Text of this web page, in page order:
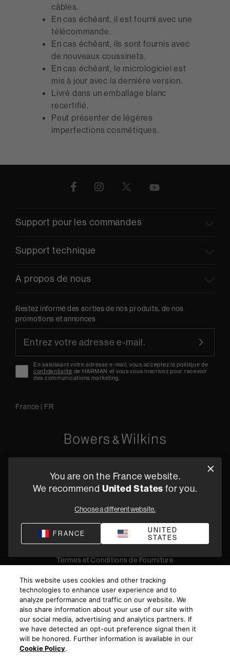
câbles.
En cas échéant, il est fourni avec une
télécommande.
En cas échéant, ils sont fournis avec
de nouveaux coussinets.
En cas échéant, le micrologiciel est
mis à jour avec la dernière version.
Livré dans un emballage blanc
recertifié.
Peut présenter de légères
imperfections cosmétiques.
Support pour les commandes
Support technique
A propos de nous
Restez informé des sorties de nos produits, de nos
promotions et annonces
En saisissant votre adresse e-mail, vous acceptez la politique de
confidentialité de HARMAN et vous vous inscrivez pour recevoir
des communications marketing.
France | FR
+33 (1) 89 54 63 64
Politique de confidentialitéConditions de venteCompliance
Termes et Conditions de Fourniture
© 2026 Harman International Industries, Incorporated. All
rights reserved.
You are on the France website.
We recommend United States for you.
Choose a different website.
FRANCE
UNITED
STATES
This website uses cookies and other tracking
technologies to enhance user experience and to
analyze performance and traffic on our website. We
also share information about your use of our site with
our social media, advertising and analytics partners. If
we have detected an opt-out preference signal then it
will be honored. Further information is available in our
Cookie Policy.